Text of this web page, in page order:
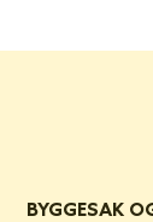
BYGGESAK